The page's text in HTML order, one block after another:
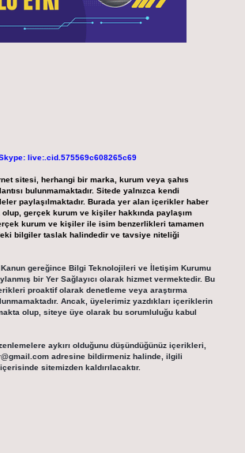
live:.cid.575569c608265c69
sitesi, herhangi bir marka, kurum veya şahıs
bulunmamaktadır. Sitede yalnızca kendi
paylaşılmaktadır. Burada yer alan içerikler haber
gerçek kurum ve kişiler hakkında paylaşım
kurum ve kişiler ile isim benzerlikleri tamamen
bilgiler taslak halindedir ve tavsiye niteliği
Kanun gereğince Bilgi Teknolojileri ve İletişim Kurumu
bir Yer Sağlayıcı olarak hizmet vermektedir. Bu
proaktif olarak denetleme veya araştırma
Ancak, üyelerimiz yazdıkları içeriklerin
olup, siteye üye olarak bu sorumluluğu kabul
aykırı olduğunu düşündüğünüz içerikleri,
adresine bildirmeniz halinde, ilgili
sitemizden kaldırılacaktır.